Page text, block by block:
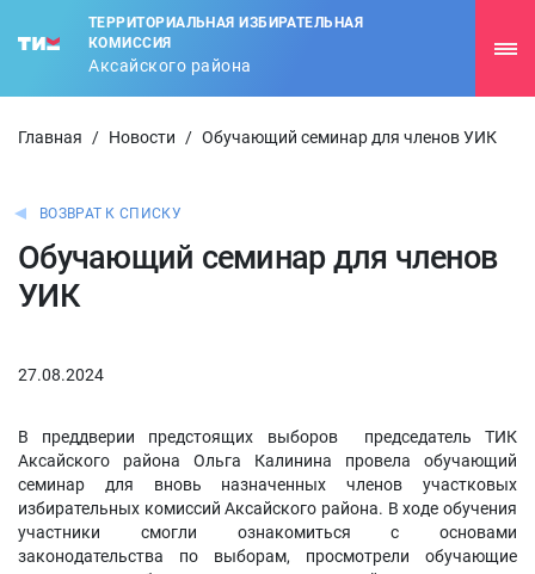
ТЕРРИТОРИАЛЬНАЯ ИЗБИРАТЕЛЬНАЯ
КОМИССИЯ
Аксайского района
Главная / Новости / Обучающий семинар для членов УИК
ВОЗВРАТ К СПИСКУ
Обучающий семинар для членов
УИК
27.08.2024
В преддверии предстоящих выборов председатель ТИК
Аксайского района Ольга Калинина провела обучающий
семинар для вновь назначенных членов участковых
избирательных комиссий Аксайского района. В ходе обучения
участники смогли ознакомиться с основами
законодательства по выборам, просмотрели обучающие